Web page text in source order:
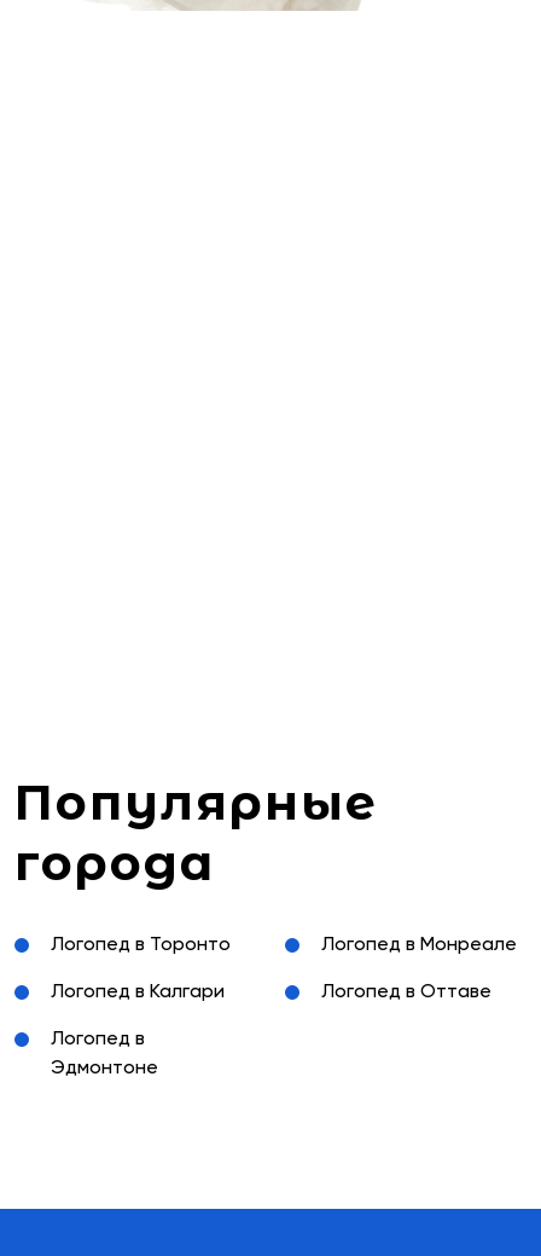
Популярные
города
Логопед в Торонто Логопед в Монреале
Логопед в Калгари Логопед в Оттаве
Логопед в
Эдмонтоне